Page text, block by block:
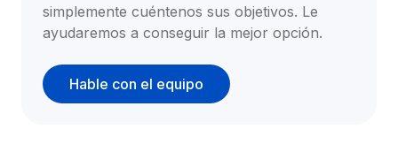
simplemente cuéntenos sus objetivos. Le
ayudaremos a conseguir la mejor opción.
Hable con el equipo